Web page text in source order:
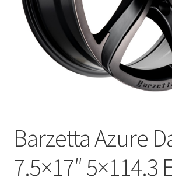
Barzetta Azure
7.5×17″ 5×114.3